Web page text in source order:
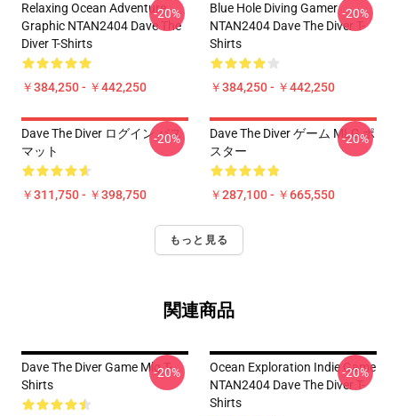
Relaxing Ocean Adventure
Graphic NTAN2404 Dave The
Diver T-Shirts
￥384,250 - ￥442,250
-20%
Blue Hole Diving Gamer
NTAN2404 Dave The Diver T-
Shirts
￥384,250 - ￥442,250
-20%
Dave The Diver ログイン バス
マット
￥311,750 - ￥398,750
-20%
Dave The Diver ゲーム MLG ポ
スター
￥287,100 - ￥665,550
-20%
もっと見る
関連商品
Dave The Diver Game Mlg T-
Shirts
-20%
Ocean Exploration Indie Game
NTAN2404 Dave The Diver T-
Shirts
-20%